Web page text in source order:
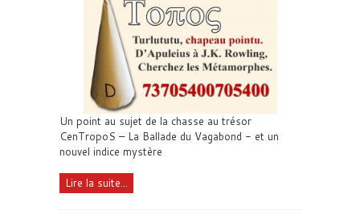
Un point au sujet de la chasse au trésor
CenTropoS – La Ballade du Vagabond - et un
nouvel indice mystère
Lire la suite...